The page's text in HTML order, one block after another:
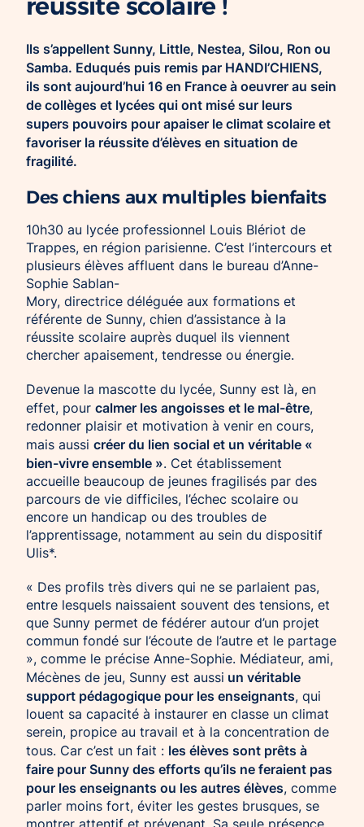
Ils s’appellent Sunny, Little, Nestea, Silou, Ron ou
Samba. Eduqués puis remis par HANDI’CHIENS,
ils sont aujourd’hui 16 en France à oeuvrer au sein
de collèges et lycées qui ont misé sur leurs
supers pouvoirs pour apaiser le climat scolaire et
favoriser la réussite d’élèves en situation de
fragilité.
Des chiens aux multiples bienfaits
10h30 au lycée professionnel Louis Blériot de
Trappes, en région parisienne. C’est l’intercours et
plusieurs élèves affluent dans le bureau d’Anne-
Sophie Sablan-
Mory, directrice déléguée aux formations et
référente de Sunny, chien d’assistance à la
réussite scolaire auprès duquel ils viennent
chercher apaisement, tendresse ou énergie.
Devenue la mascotte du lycée, Sunny est là, en
effet, pour calmer les angoisses et le mal-être,
redonner plaisir et motivation à venir en cours,
mais aussi créer du lien social et un véritable «
bien-vivre ensemble ». Cet établissement
accueille beaucoup de jeunes fragilisés par des
parcours de vie difficiles, l’échec scolaire ou
encore un handicap ou des troubles de
l’apprentissage, notamment au sein du dispositif
Ulis*.
« Des profils très divers qui ne se parlaient pas,
entre lesquels naissaient souvent des tensions, et
que Sunny permet de fédérer autour d’un projet
commun fondé sur l’écoute de l’autre et le partage
», comme le précise Anne-Sophie. Médiateur, ami,
Mécènes de jeu, Sunny est aussi un véritable
support pédagogique pour les enseignants, qui
louent sa capacité à instaurer en classe un climat
serein, propice au travail et à la concentration de
tous. Car c’est un fait : les élèves sont prêts à
faire pour Sunny des efforts qu’ils ne feraient pas
pour les enseignants ou les autres élèves, comme
parler moins fort, éviter les gestes brusques, se